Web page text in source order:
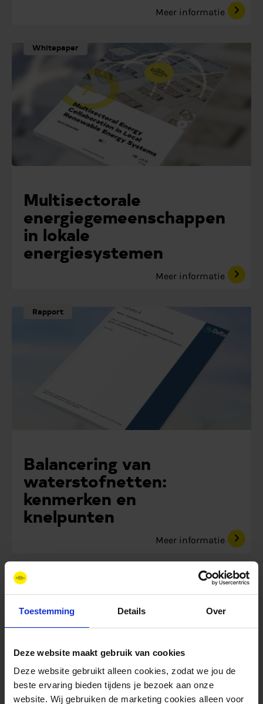
Toestemming Details Over
Deze website maakt gebruik van cookies
Deze website gebruikt alleen cookies, zodat we jou de
beste ervaring bieden tijdens je bezoek aan onze
website. Wij gebruiken de marketing cookies alleen voor
Meer informatie
Whitepaper
Multisectorale
energiegemeenschappen
in lokale
energiesystemen
Meer informatie
Rapport
Balancering van
waterstofnetten:
kenmerken en
knelpunten
Meer informatie